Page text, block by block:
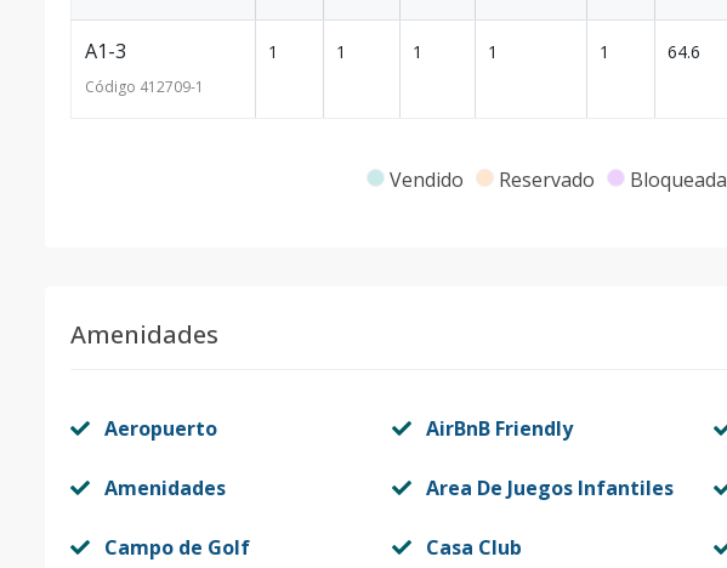
A1-3
Código 412709-1
1 1 1 1 1 64.6
Vendido Reservado Bloqueada
Amenidades
Aeropuerto AirBnB Friendly
Amenidades Area De Juegos Infantiles
Campo de Golf Casa Club